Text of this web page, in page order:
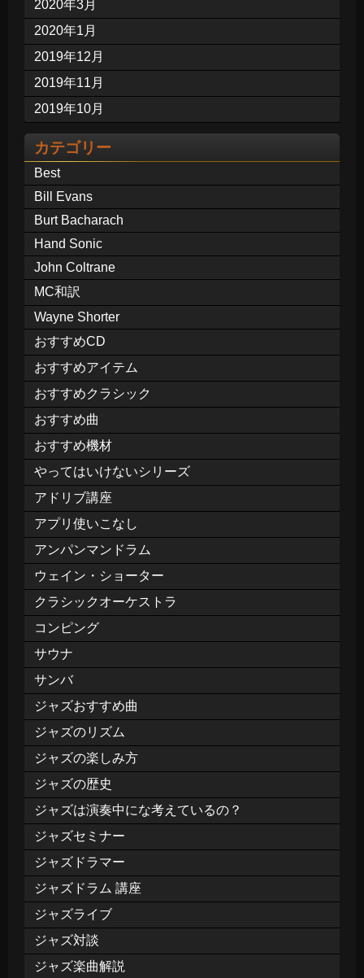
2020年3月
2020年1月
2019年12月
2019年11月
2019年10月
カテゴリー
Best
Bill Evans
Burt Bacharach
Hand Sonic
John Coltrane
MC和訳
Wayne Shorter
おすすめCD
おすすめアイテム
おすすめクラシック
おすすめ曲
おすすめ機材
やってはいけないシリーズ
アドリブ講座
アプリ使いこなし
アンパンマンドラム
ウェイン・ショーター
クラシックオーケストラ
コンピング
サウナ
サンバ
ジャズおすすめ曲
ジャズのリズム
ジャズの楽しみ方
ジャズの歴史
ジャズは演奏中にな考えているの？
ジャズセミナー
ジャズドラマー
ジャズドラム 講座
ジャズライブ
ジャズ対談
ジャズ楽曲解説